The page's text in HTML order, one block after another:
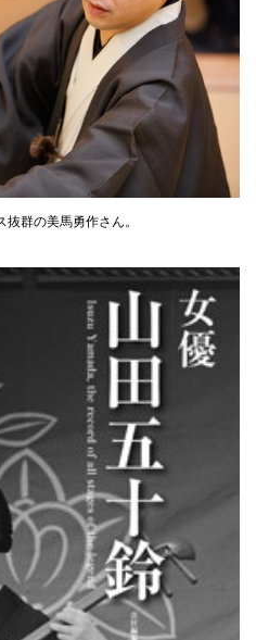
群の美馬勇作さん。